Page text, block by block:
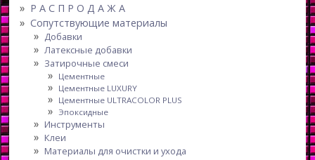
Р А С П Р О Д А Ж А
Сопутствующие материалы
Добавки
Латексные добавки
Затирочные смеси
Цементные
Цементные LUXURY
Цементные ULTRACOLOR PLUS
Эпоксидные
Инструменты
Клеи
Материалы для очистки и ухода